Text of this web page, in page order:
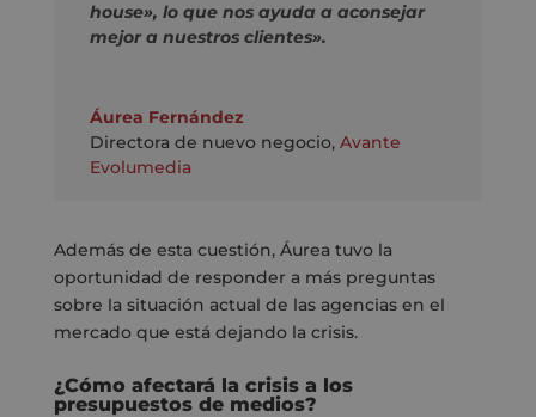
house», lo que nos ayuda a aconsejar
mejor a nuestros clientes».
Áurea Fernández
Directora de nuevo negocio, Avante
Evolumedia
Además de esta cuestión, Áurea tuvo la
oportunidad de responder a más preguntas
sobre la situación actual de las agencias en el
mercado que está dejando la crisis.
¿Cómo afectará la crisis a los
presupuestos de medios?